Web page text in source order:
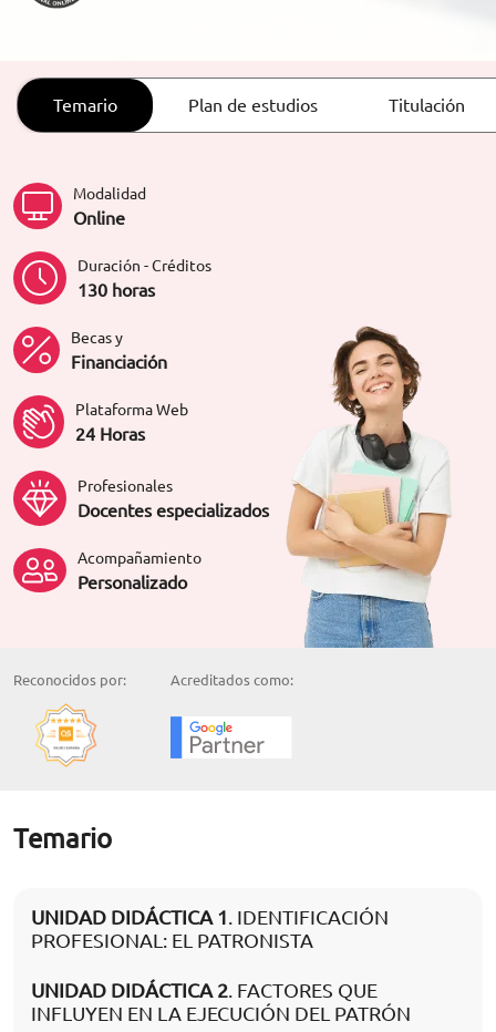
ORIENTACIÓN LABORAL
Temario Plan de estudios Titulación
Modalidad
Online
Duración - Créditos
130 horas
Becas y
Financiación
Plataforma Web
24 Horas
Profesionales
Docentes especializados
Acompañamiento
Personalizado
Reconocidos por: Acreditados como:
Temario
UNIDAD DIDÁCTICA 1. IDENTIFICACIÓN
PROFESIONAL: EL PATRONISTA
UNIDAD DIDÁCTICA 2. FACTORES QUE
INFLUYEN EN LA EJECUCIÓN DEL PATRÓN